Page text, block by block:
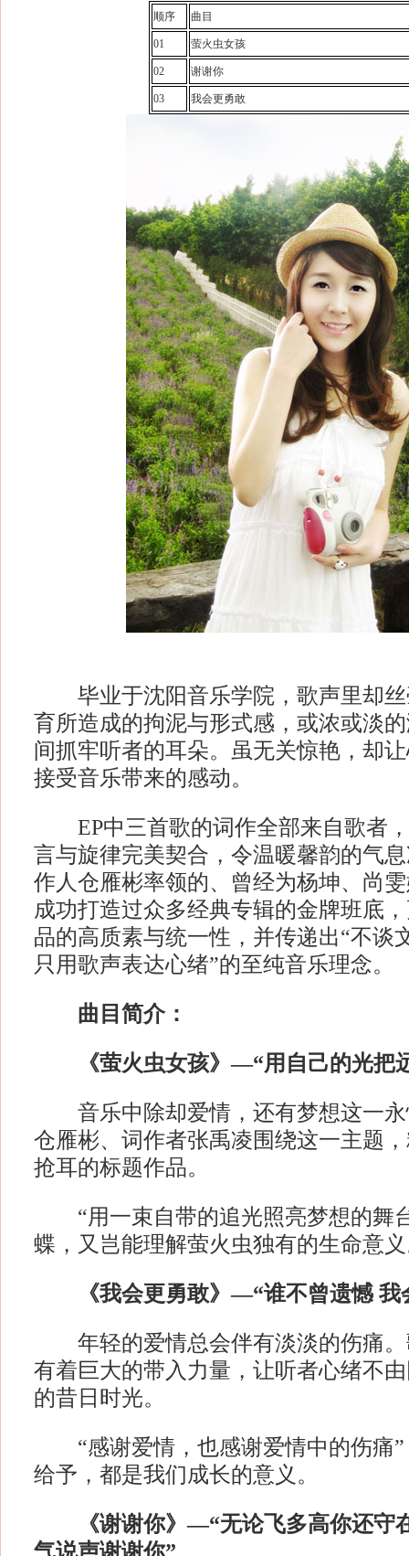
顺序 曲目
01 萤火虫女孩
02 谢谢你
03 我会更勇敢
毕业于沈阳音乐学院，歌声里却丝
育所造成的拘泥与形式感，或浓或淡
间抓牢听者的耳朵。虽无关惊艳，却
接受音乐带来的感动。
EP中三首歌的词作全部来自歌者，
言与旋律完美契合，令温暖馨韵的气
作人仓雁彬率领的、曾经为杨坤、尚
成功打造过众多经典专辑的金牌班底
品的高质素与统一性，并传递出“不谈
只用歌声表达心绪”的至纯音乐理念。
曲目简介：
《萤火虫女孩》—“用自己的光把
音乐中除却爱情，还有梦想这一永
仓雁彬、词作者张禹凌围绕这一主题
抢耳的标题作品。
“用一束自带的追光照亮梦想的舞
蝶，又岂能理解萤火虫独有的生命意
《我会更勇敢》—“谁不曾遗憾 我
年轻的爱情总会伴有淡淡的伤痛。
有着巨大的带入力量，让听者心绪不
的昔日时光。
“感谢爱情，也感谢爱情中的伤痛”
给予，都是我们成长的意义。
《谢谢你》—“无论飞多高你还守